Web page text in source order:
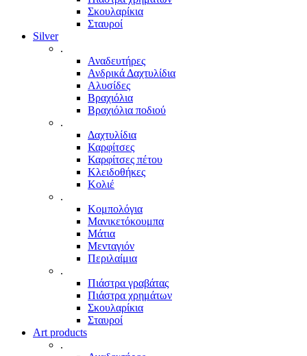
Σκουλαρίκια
Σταυροί
Silver
.
Αναδευτήρες
Ανδρικά Δαχτυλίδια
Αλυσίδες
Βραχιόλια
Βραχιόλια ποδιού
.
Δαχτυλίδια
Καρφίτσες
Καρφίτσες πέτου
Κλειδοθήκες
Κολιέ
.
Κομπολόγια
Μανικετόκουμπα
Μάτια
Μενταγιόν
Περιλαίμια
.
Πιάστρα γραβάτας
Πιάστρα χρημάτων
Σκουλαρίκια
Σταυροί
Art products
.